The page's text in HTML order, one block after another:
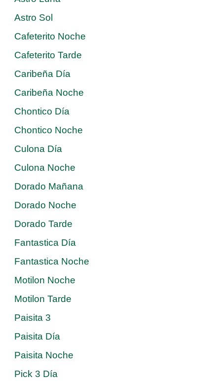
Astro Sol
Cafeterito Noche
Cafeterito Tarde
Caribeña Día
Caribeña Noche
Chontico Día
Chontico Noche
Culona Día
Culona Noche
Dorado Mañana
Dorado Noche
Dorado Tarde
Fantastica Día
Fantastica Noche
Motilon Noche
Motilon Tarde
Paisita 3
Paisita Día
Paisita Noche
Pick 3 Día